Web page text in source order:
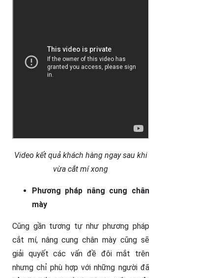
Video kết quả khách hàng ngay sau khi
vừa cắt mí xong
Phương pháp nâng cung chân
mày
Cũng gần tương tự như phương pháp
cắt mí, nâng cung chân mày cũng sẽ
giải quyết các vấn đề đôi mắt trên
nhưng chỉ phù hợp với những người đã